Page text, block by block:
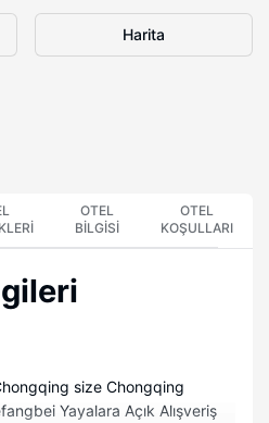
Harita
OTEL
BILGISI
OTEL
KOŞULLARI
size Chongqing
Yayalara Açık Alışveriş